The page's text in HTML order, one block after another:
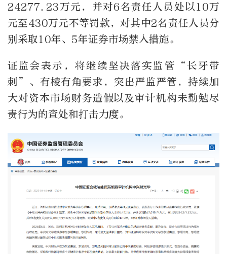
24277.23万元，并对6名责任人员处以10万
元至430万元不等罚款，对其中2名责任人员分
别采取10年、5年证券市场禁入措施。
证监会表示，将继续坚决落实监管“长牙带
刺”、有棱有角要求，突出严监严管，持续加
大对资本市场财务造假以及审计机构未勤勉尽
责行为的查处和打击力度。